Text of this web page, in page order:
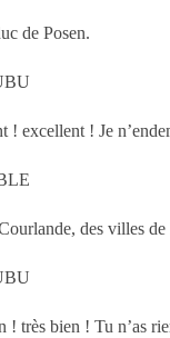
de Posen.
! excellent ! Je
des villes
! très bien ! Tu n’as